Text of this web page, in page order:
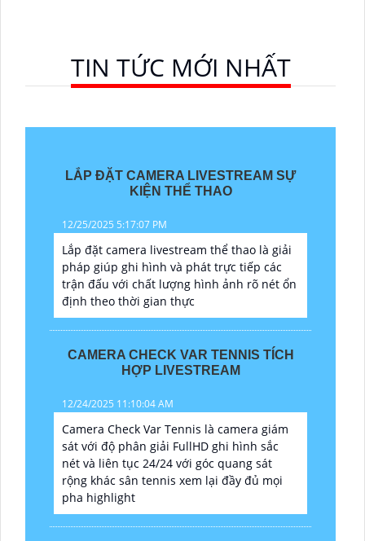
TIN TỨC MỚI NHẤT
LẮP ĐẶT CAMERA LIVESTREAM SỰ
KIỆN THỂ THAO
12/25/2025 5:17:07 PM
Lắp đặt camera livestream thể thao là giải
pháp giúp ghi hình và phát trực tiếp các
trận đấu với chất lượng hình ảnh rõ nét ổn
định theo thời gian thực
CAMERA CHECK VAR TENNIS TÍCH
HỢP LIVESTREAM
12/24/2025 11:10:04 AM
Camera Check Var Tennis là camera giám
sát với độ phân giải FullHD ghi hình sắc
nét và liên tục 24/24 với góc quang sát
rộng khác sân tennis xem lại đầy đủ mọi
pha highlight